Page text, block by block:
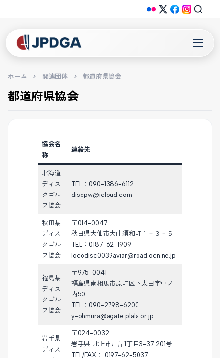
ホーム > 関連団体 > 都道府県協会
都道府県協会
協会名
称
連絡先
北海道
ディス
クゴル
フ協会
TEL：090-1386-6112
discpw@icloud.com
秋田県
ディス
クゴル
フ協会
〒014-0047
秋田県大仙市大曲須和町１－３－５
TEL：0187-62-1909
locodisc0039aviar@road.ocn.ne.jp
福島県
ディス
クゴル
フ協会
〒975-0041
福島県南相馬市原町区下太田字中ノ
内50
TEL：090-2798-6200
y-ohmura@agate.plala.or.jp
岩手県
ディス
〒024-0032
岩手県 北上市川岸1丁目3-37 201号
TEL/FAX： 0197-62-5037